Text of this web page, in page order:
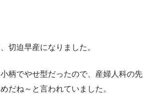
切迫早産になりました。
柄でやせ型だったので、産婦人科の先
だね～と言われていました。